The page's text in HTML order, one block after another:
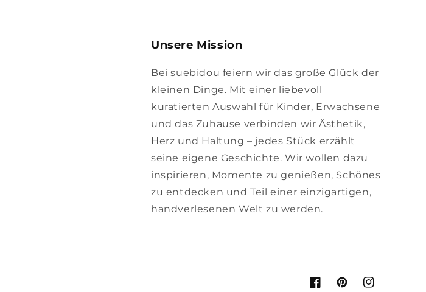
Unsere Mission
Bei suebidou feiern wir das große Glück der
kleinen Dinge. Mit einer liebevoll
kuratierten Auswahl für Kinder, Erwachsene
und das Zuhause verbinden wir Ästhetik,
Herz und Haltung – jedes Stück erzählt
seine eigene Geschichte. Wir wollen dazu
inspirieren, Momente zu genießen, Schönes
zu entdecken und Teil einer einzigartigen,
handverlesenen Welt zu werden.
FacebookPinterestInstagram